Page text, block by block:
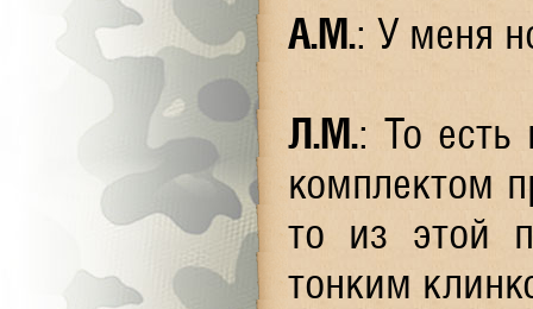
А.М.: У меня
Л.М.: То
комплектом
то из этой
тонким